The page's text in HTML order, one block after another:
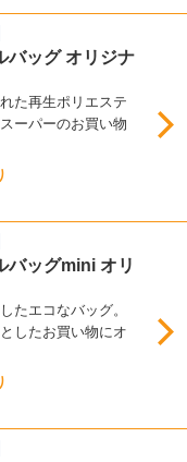
バッグ オリジナ
た再生ポリエステ
ーパーのお買い物
バッグmini オリ
たエコなバッグ。
したお買い物にオ